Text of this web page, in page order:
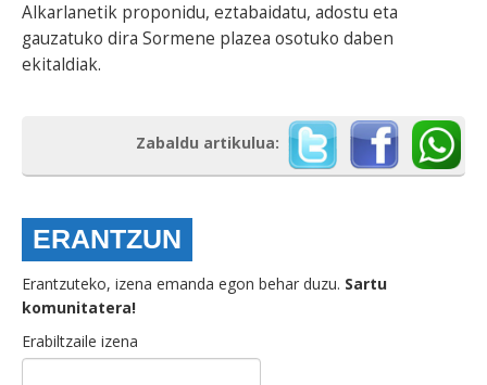
Alkarlanetik proponidu, eztabaidatu, adostu eta
gauzatuko dira Sormene plazea osotuko daben
ekitaldiak.
Zabaldu artikulua:
ERANTZUN
Erantzuteko, izena emanda egon behar duzu. Sartu
komunitatera!
Erabiltzaile izena